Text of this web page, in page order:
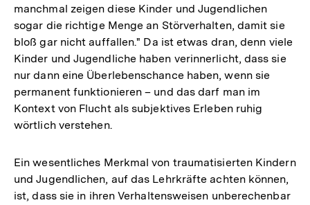
manchmal zeigen diese Kinder und Jugendlichen
sogar die richtige Menge an Störverhalten, damit sie
bloß gar nicht auffallen." Da ist etwas dran, denn viele
Kinder und Jugendliche haben verinnerlicht, dass sie
nur dann eine Überlebenschance haben, wenn sie
permanent funktionieren – und das darf man im
Kontext von Flucht als subjektives Erleben ruhig
wörtlich verstehen.
Ein wesentliches Merkmal von traumatisierten Kindern
und Jugendlichen, auf das Lehrkräfte achten können,
ist, dass sie in ihren Verhaltensweisen unberechenbar